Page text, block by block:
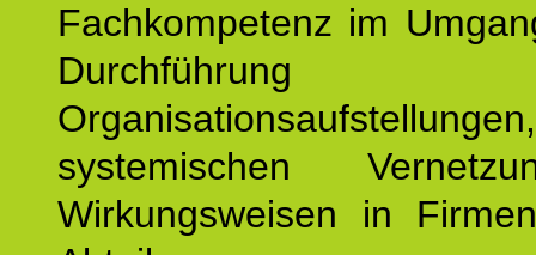
Fachkompetenz im
systemischen
Wirkungsweisen in